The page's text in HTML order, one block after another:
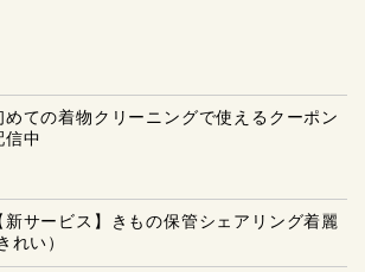
めての着物クリーニングで使えるクーポン
信中
新サービス】きもの保管シェアリング着麗
れい）